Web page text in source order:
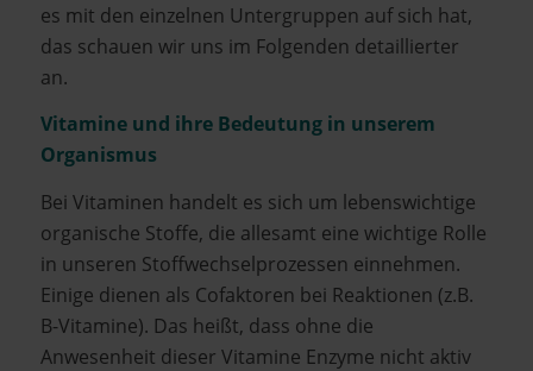
es mit den einzelnen Untergruppen auf sich hat,
das schauen wir uns im Folgenden detaillierter
an.
Vitamine und ihre Bedeutung in unserem
Organismus
Bei Vitaminen handelt es sich um lebenswichtige
organische Stoffe, die allesamt eine wichtige Rolle
in unseren Stoffwechselprozessen einnehmen.
Einige dienen als Cofaktoren bei Reaktionen (z.B.
B-Vitamine). Das heißt, dass ohne die
Anwesenheit dieser Vitamine Enzyme nicht aktiv